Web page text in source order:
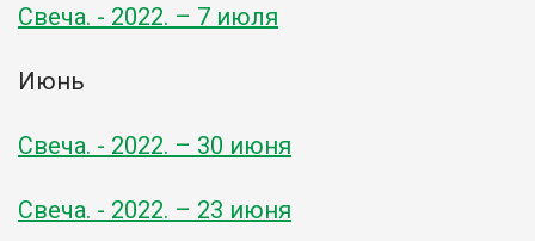
Свеча. - 2022. – 7 июля
Июнь
Свеча. - 2022. – 30 июня
Свеча. - 2022. – 23 июня